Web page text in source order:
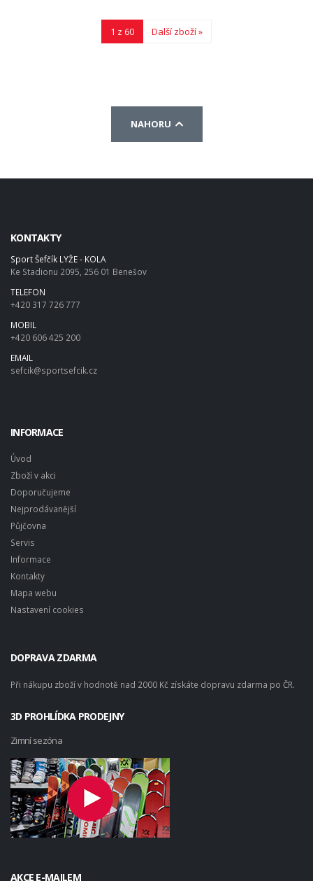
1 z 60 Další zboží »
NAHORU
KONTAKTY
Sport Šefčík LYŽE - KOLA
Ke Stadionu 2095, 256 01 Benešov
TELEFON
+420 317 726 777
MOBIL
+420 606 425 200
EMAIL
sefcik@sportsefcik.cz
INFORMACE
Úvod
Zboží v akci
Doporučujeme
Nejprodávanější
Půjčovna
Servis
Informace
Kontakty
Mapa webu
Nastavení cookies
DOPRAVA ZDARMA
Při nákupu zboží v hodnotě nad 2000 Kč získáte dopravu zdarma po ČR.
3D PROHLÍDKA PRODEJNY
Zimní sezóna
AKCE E-MAILEM